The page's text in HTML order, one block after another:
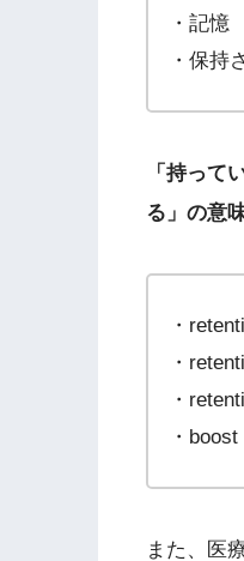
・記憶
・保持
「持って
る」の意
・
・
・
・
また、医